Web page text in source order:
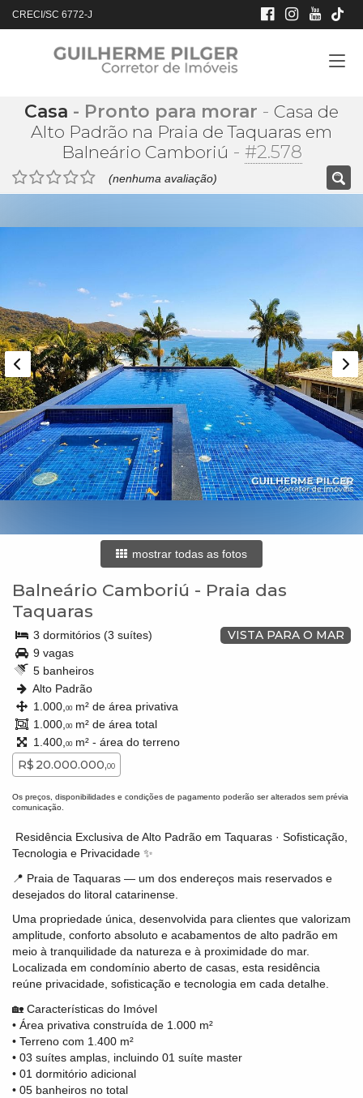
CRECI/SC 6772-J
Casa - Pronto para morar - Casa de
Alto Padrão na Praia de Taquaras em
Balneário Camboriú - #2.578
(nenhuma avaliação)
mostrar todas as fotos
Balneário Camboriú - Praia das
Taquaras
VISTA PARA O MAR
3 dormitórios (3 suítes)
9 vagas
5 banheiros
Alto Padrão
1.000, 00m² de área privativa
1.000, 00m² de área total
1.400, 00m² - área do terreno
R$ 20.000.000,00
Os preços, disponibilidades e condições de pagamento poderão ser alterados sem prévia
comunicação.
Residência Exclusiva de Alto Padrão em Taquaras · Sofisticação,
Tecnologia e Privacidade ✨
📍 Praia de Taquaras — um dos endereços mais reservados e
desejados do litoral catarinense.
Uma propriedade única, desenvolvida para clientes que valorizam
amplitude, conforto absoluto e acabamentos de alto padrão em
meio à tranquilidade da natureza e à proximidade do mar.
Localizada em condomínio aberto de casas, esta residência
reúne privacidade, sofisticação e tecnologia em cada detalhe.
🏡 Características do Imóvel
• Área privativa construída de 1.000 m²
• Terreno com 1.400 m²
• 03 suítes amplas, incluindo 01 suíte master
• 01 dormitório adicional
• 05 banheiros no total